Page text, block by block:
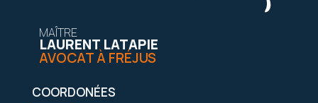
MAÎTRE
LAURENT LATAPIE
AVOCAT À FRÉJUS
COORDONÉES